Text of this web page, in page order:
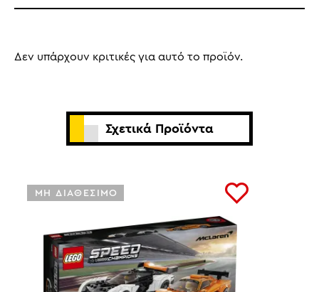
Δεν υπάρχουν κριτικές για αυτό το προϊόν.
Σχετικά Προϊόντα
ΜΗ ΔΙΑΘΕΣΙΜΟ